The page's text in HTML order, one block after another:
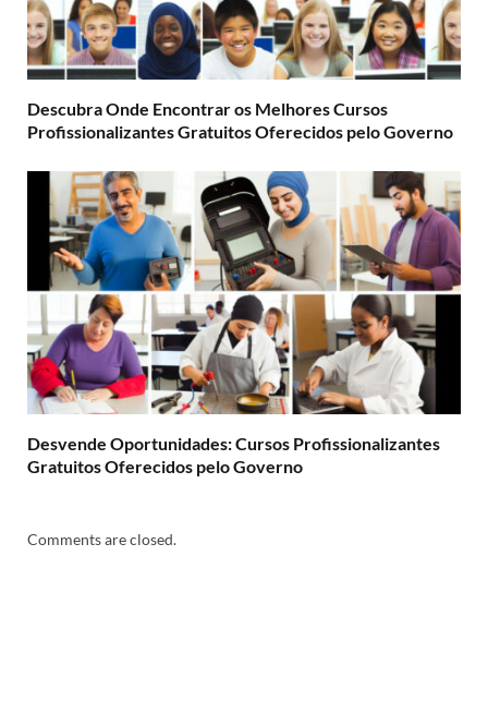
Descubra Onde Encontrar os Melhores Cursos
Profissionalizantes Gratuitos Oferecidos pelo Governo
Desvende Oportunidades: Cursos Profissionalizantes
Gratuitos Oferecidos pelo Governo
Comments are closed.